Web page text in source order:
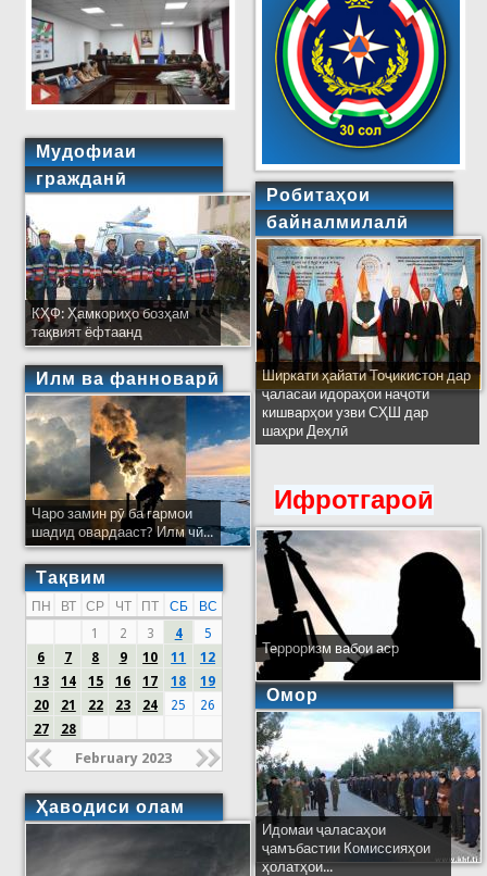
Мудофиаи
гражданӣ
КҲФ: Ҳамкориҳо бозҳам
тақвият ёфтаанд
Илм ва фанноварӣ
Чаро замин рӯ ба гармои
шадид овардааст? Илм чӣ...
Тақвим
ПН ВТ СР ЧТ ПТ СБ
ВС
1
2 3 4
5
6
7 8 9 10 11
12
13
14 15 16 17 18
19
20
21 22 23 24 25
26
27
28
February 2023
Ҳаводиси олам
Робитаҳои
байналмилалӣ
Ширкати ҳайати Тоҷикистон дар
ҷаласаи идораҳои наҷоти
кишварҳои узви СҲШ дар
шаҳри Деҳлӣ
Ифротгароӣ
Терроризм вабои аср
Омор
Идомаи ҷаласаҳои
ҷамъбастии Комиссияҳои
ҳолатҳои...